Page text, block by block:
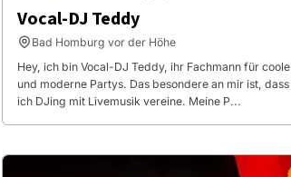
Vocal-DJ Teddy
Bad Homburg vor der Höhe
Hey, ich bin Vocal-DJ Teddy, ihr Fachmann für coole
und moderne Partys. Das besondere an mir ist, dass
ich DJing mit Livemusik vereine. Meine P...